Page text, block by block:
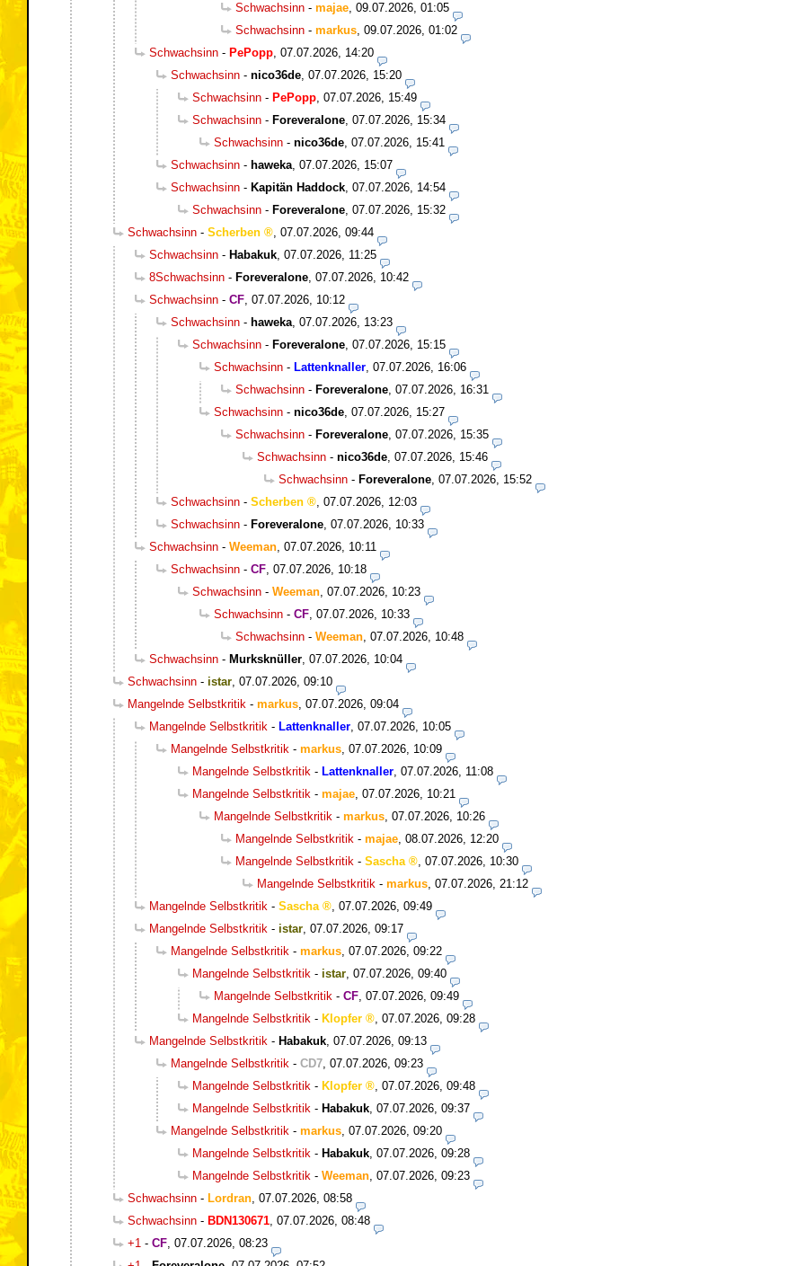
Schwachsinn - majae, 09.07.2026, 01:05
Schwachsinn - markus, 09.07.2026, 01:02
Schwachsinn - PePopp, 07.07.2026, 14:20
Schwachsinn - nico36de, 07.07.2026, 15:20
Schwachsinn - PePopp, 07.07.2026, 15:49
Schwachsinn - Foreveralone, 07.07.2026, 15:34
Schwachsinn - nico36de, 07.07.2026, 15:41
Schwachsinn - haweka, 07.07.2026, 15:07
Schwachsinn - Kapitän Haddock, 07.07.2026, 14:54
Schwachsinn - Foreveralone, 07.07.2026, 15:32
Schwachsinn - Scherben , 07.07.2026, 09:44
Schwachsinn - Habakuk, 07.07.2026, 11:25
8Schwachsinn - Foreveralone, 07.07.2026, 10:42
Schwachsinn - CF, 07.07.2026, 10:12
Schwachsinn - haweka, 07.07.2026, 13:23
Schwachsinn - Foreveralone, 07.07.2026, 15:15
Schwachsinn - Lattenknaller, 07.07.2026, 16:06
Schwachsinn - Foreveralone, 07.07.2026, 16:31
Schwachsinn - nico36de, 07.07.2026, 15:27
Schwachsinn - Foreveralone, 07.07.2026, 15:35
Schwachsinn - nico36de, 07.07.2026, 15:46
Schwachsinn - Foreveralone, 07.07.2026, 15:52
Schwachsinn - Scherben , 07.07.2026, 12:03
Schwachsinn - Foreveralone, 07.07.2026, 10:33
Schwachsinn - Weeman, 07.07.2026, 10:11
Schwachsinn - CF, 07.07.2026, 10:18
Schwachsinn - Weeman, 07.07.2026, 10:23
Schwachsinn - CF, 07.07.2026, 10:33
Schwachsinn - Weeman, 07.07.2026, 10:48
Schwachsinn - Murksknüller, 07.07.2026, 10:04
Schwachsinn - istar, 07.07.2026, 09:10
Mangelnde Selbstkritik - markus, 07.07.2026, 09:04
Mangelnde Selbstkritik - Lattenknaller, 07.07.2026, 10:05
Mangelnde Selbstkritik - markus, 07.07.2026, 10:09
Mangelnde Selbstkritik - Lattenknaller, 07.07.2026, 11:08
Mangelnde Selbstkritik - majae, 07.07.2026, 10:21
Mangelnde Selbstkritik - markus, 07.07.2026, 10:26
Mangelnde Selbstkritik - majae, 08.07.2026, 12:20
Mangelnde Selbstkritik - Sascha , 07.07.2026, 10:30
Mangelnde Selbstkritik - markus, 07.07.2026, 21:12
Mangelnde Selbstkritik - Sascha , 07.07.2026, 09:49
Mangelnde Selbstkritik - istar, 07.07.2026, 09:17
Mangelnde Selbstkritik - markus, 07.07.2026, 09:22
Mangelnde Selbstkritik - istar, 07.07.2026, 09:40
Mangelnde Selbstkritik - CF, 07.07.2026, 09:49
Mangelnde Selbstkritik - Klopfer , 07.07.2026, 09:28
Mangelnde Selbstkritik - Habakuk, 07.07.2026, 09:13
Mangelnde Selbstkritik - CD7, 07.07.2026, 09:23
Mangelnde Selbstkritik - Klopfer , 07.07.2026, 09:48
Mangelnde Selbstkritik - Habakuk, 07.07.2026, 09:37
Mangelnde Selbstkritik - markus, 07.07.2026, 09:20
Mangelnde Selbstkritik - Habakuk, 07.07.2026, 09:28
Mangelnde Selbstkritik - Weeman, 07.07.2026, 09:23
Schwachsinn - Lordran, 07.07.2026, 08:58
Schwachsinn - BDN130671, 07.07.2026, 08:48
+1 - CF, 07.07.2026, 08:23